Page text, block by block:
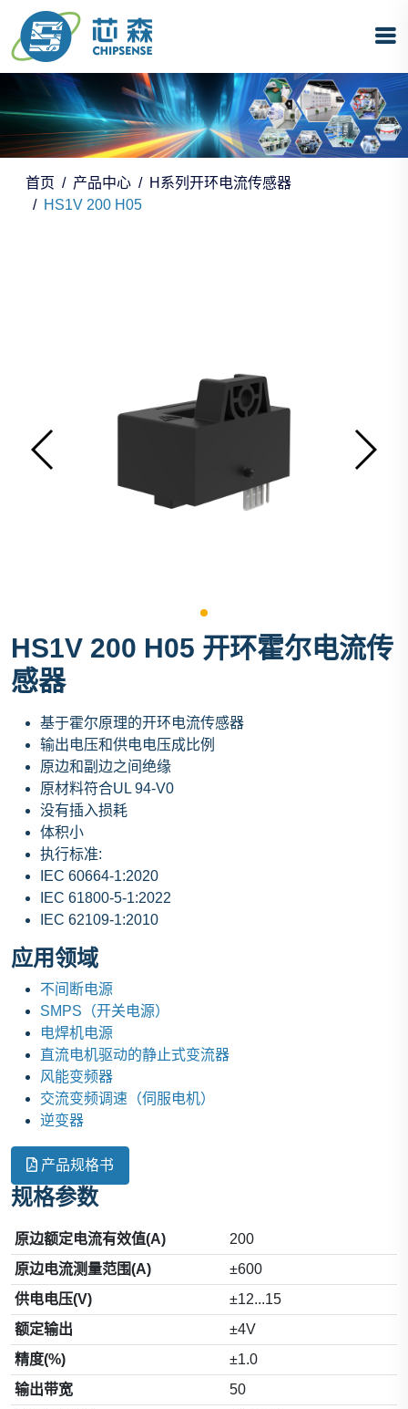
首页 产品中心
H系列开环电流传感器
HS1V 200 H05
HS1V 200 H05 开环霍尔电流传
感器
基于霍尔原理的开环电流传感器
输出电压和供电电压成比例
原边和副边之间绝缘
原材料符合UL 94-V0
没有插入损耗
体积小
执行标准:
IEC 60664-1:2020
IEC 61800-5-1:2022
IEC 62109-1:2010
应用领域
不间断电源
SMPS（开关电源）
电焊机电源
直流电机驱动的静止式变流器
风能变频器
交流变频调速（伺服电机）
逆变器
产品规格书
规格参数
原边额定电流有效值(A)
200
原边电流测量范围(A)
±600
供电电压(V)
±12...15
额定输出
±4V
精度(%)
±1.0
输出带宽
50